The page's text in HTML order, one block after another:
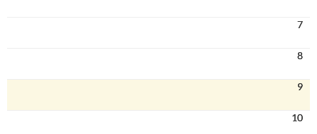
7
8
9
10